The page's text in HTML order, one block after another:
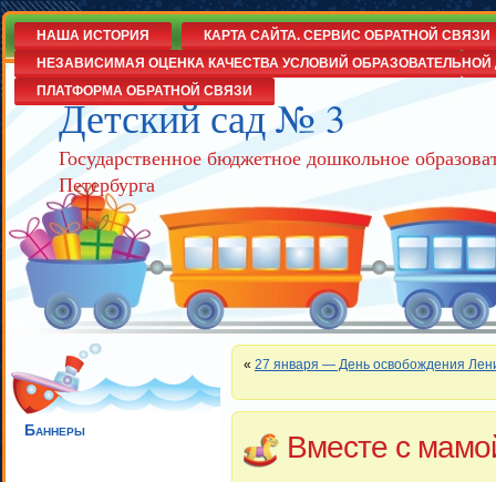
Детский сад № 3
Государственное бюджетное дошкольное
Петербурга
НАША ИСТОРИЯ
КАРТА САЙТА. СЕРВИС ОБРАТНОЙ СВЯЗИ
НЕЗАВИСИМАЯ ОЦЕНКА КАЧЕСТВА УСЛОВИЙ
ПЛАТФОРМА ОБРАТНОЙ СВЯЗИ
Баннеры
« 27 января — День освобождения
Вместе с